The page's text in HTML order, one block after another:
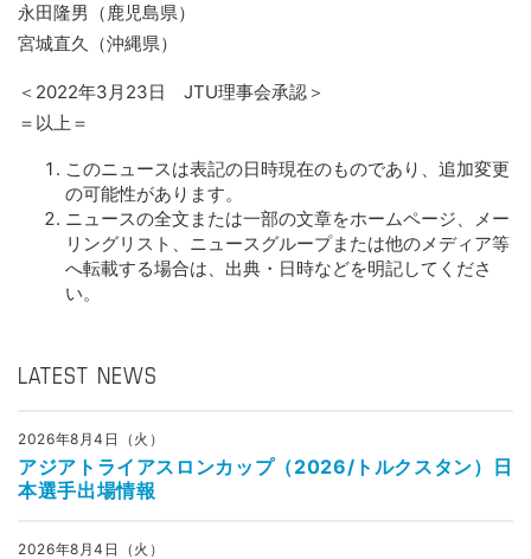
永田隆男（鹿児島県）
宮城直久（沖縄県）
＜2022年3月23日 JTU理事会承認＞
＝以上＝
このニュースは表記の日時現在のものであり、追加変更
の可能性があります。
ニュースの全文または一部の文章をホームページ、メー
リングリスト、ニュースグループまたは他のメディア等
へ転載する場合は、出典・日時などを明記してくださ
い。
LATEST NEWS
2026年8月4日（火）
アジアトライアスロンカップ（2026/トルクスタン）日
本選手出場情報
2026年8月4日（火）